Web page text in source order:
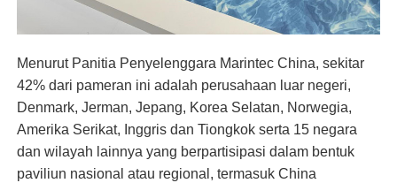
Menurut Panitia Penyelenggara Marintec China, sekitar
42% dari pameran ini adalah perusahaan luar negeri,
Denmark, Jerman, Jepang, Korea Selatan, Norwegia,
Amerika Serikat, Inggris dan Tiongkok serta 15 negara
dan wilayah lainnya yang berpartisipasi dalam bentuk
paviliun nasional atau regional, termasuk China